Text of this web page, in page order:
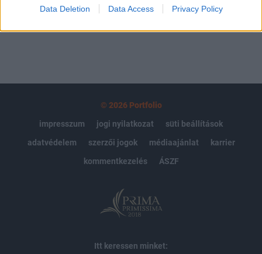
Data Deletion Data Access Privacy Policy
MÁR ELŐFIZETŐNK VAGY?BEJELENTKEZÉS
© 2026 Portfolio
impresszum
jogi nyilatkozat
süti beállítások
adatvédelem
szerzői jogok médiaajánlat
karrier
kommentkezelés
ÁSZF
Itt keressen minket: